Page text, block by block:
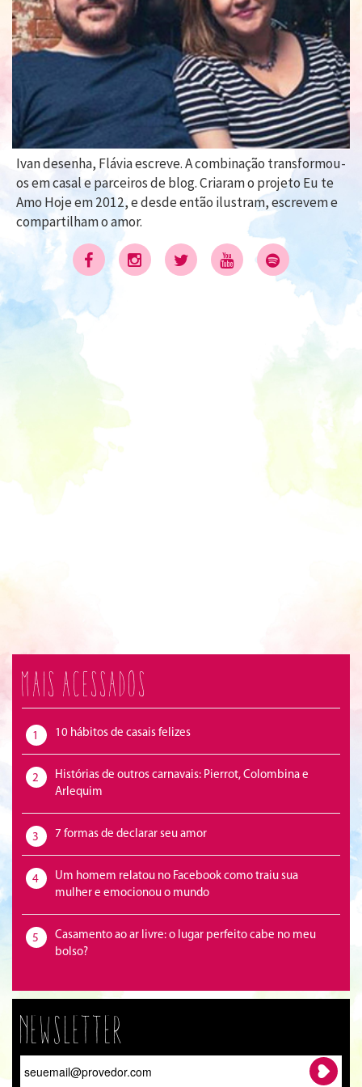
Ivan desenha, Flávia escreve. A combinação transformou-
os em casal e parceiros de blog. Criaram o projeto Eu te
Amo Hoje em 2012, e desde então ilustram, escrevem e
compartilham o amor.
Mais acessados
1 10 hábitos de casais felizes
2
Histórias de outros carnavais: Pierrot, Colombina e
Arlequim
3 7 formas de declarar seu amor
4
Um homem relatou no Facebook como traiu sua
mulher e emocionou o mundo
5
Casamento ao ar livre: o lugar perfeito cabe no meu
bolso?
Newsletter